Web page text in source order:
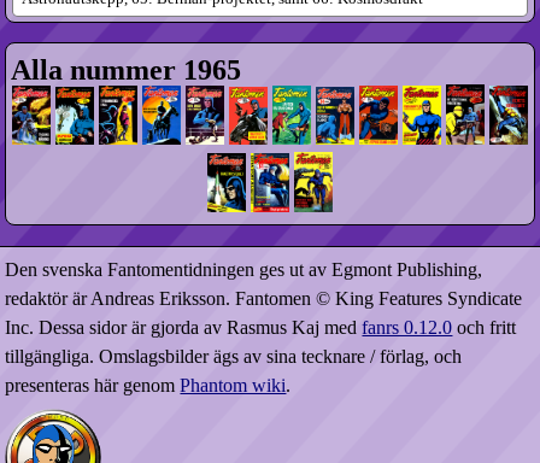
Alla nummer 1965
Den svenska Fantomentidningen ges ut av Egmont Publishing,
redaktör är Andreas Eriksson. Fantomen © King Features Syndicate
Inc. Dessa sidor är gjorda av Rasmus Kaj medfanrs 0.12.0 och fritt
tillgängliga. Omslagsbilder ägs av sina tecknare / förlag, och
presenteras här genomPhantom wiki.